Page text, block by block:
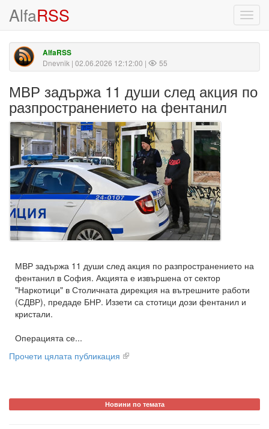
AlfaRSS
AlfaRSS
Dnevnik | 02.06.2026 12:12:00 | 55
МВР задържа 11 души след акция по
разпространението на фентанил
МВР задържа 11 души след акция по разпространението на
фентанил в София. Акцията е извършена от сектор
"Наркотици" в Столичната дирекция на вътрешните работи
(СДВР), предаде БНР. Иззети са стотици дози фентанил и
кристали.
Операцията се...
Прочети цялата публикация
Новини по темата